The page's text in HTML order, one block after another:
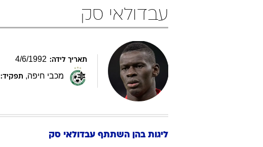
עבדולאי סק
תאריך לידה: 4/6/1992
מכבי חיפה, תפקיד:
ליגות בהן השתתף עבדולאי סק